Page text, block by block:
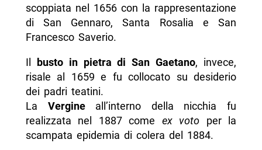
scoppiata nel 1656 con la rappresentazione
di San Gennaro, Santa Rosalia e San
Francesco Saverio.
Il busto in pietra di San Gaetano, invece,
risale al 1659 e fu collocato su desiderio
dei padri teatini.
La Vergineall’interno della nicchia fu
realizzata nel 1887 come ex voto per la
scampata epidemia di colera del 1884.